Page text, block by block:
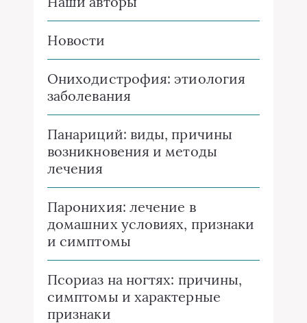
Новости
Ониходистрофия: этиология
заболевания
Панариций: виды, причины
возникновения и методы
лечения
Паронихия: лечение в
домашних условиях, признаки
и симптомы
Псориаз на ногтях: причины,
симптомы и характерные
признаки